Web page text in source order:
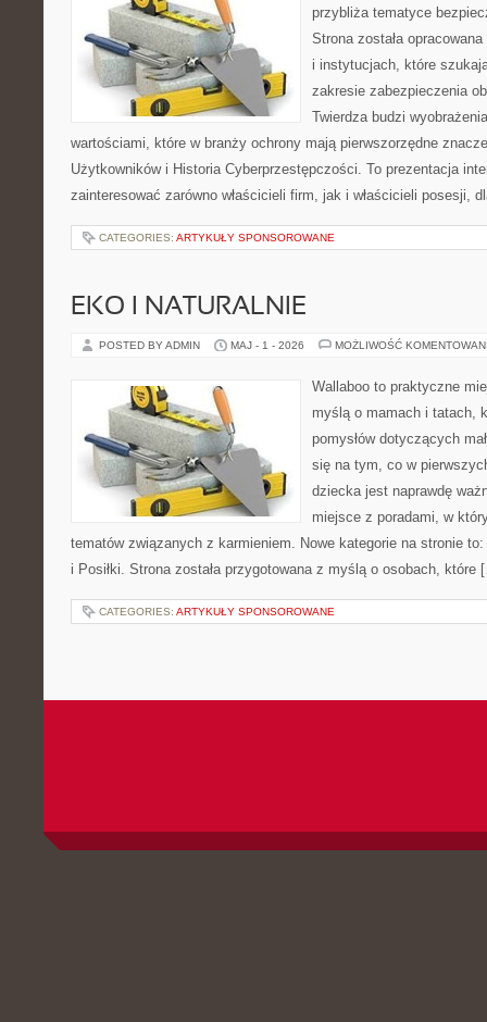
przybliża tematyce
Strona została
i instytucjach, które
zakresie zabezpieczenia
Twierdza budzi
wartościami, które w branży ochrony mają pierwszorzędne
Użytkowników i Historia Cyberprzestępczości. To prezentacja
zainteresować zarówno właścicieli firm, jak i właścicieli posesji,
CATEGORIES: ARTYKUŁY SPONSOROWANE
EKO I NATURALNIE
POSTED BY ADMIN MAJ - 1 - 2026 MOŻLIWOŚĆ
Wallaboo to praktyczne
myślą o mamach i tatach,
pomysłów dotyczących
się na tym, co w
dziecka jest naprawdę
miejsce z poradami, w
tematów związanych z karmieniem. Nowe kategorie na stronie
i Posiłki. Strona została przygotowana z myślą o osobach, które
CATEGORIES: ARTYKUŁY SPONSOROWANE